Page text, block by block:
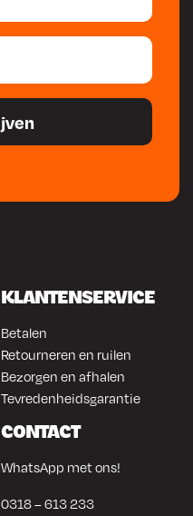
KLANTENSERVICE
Betalen
Retourneren en ruilen
Bezorgen en afhalen
Tevredenheidsgarantie
CONTACT
WhatsApp met ons!
0318 – 613 233